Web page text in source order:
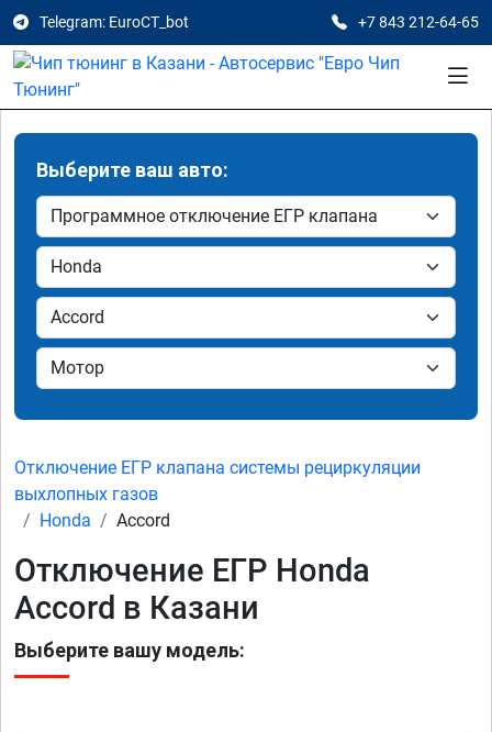
Telegram: EuroCT_bot +7 843 212-64-65
Выберите ваш авто:
Отключение ЕГР клапана системы рециркуляции
выхлопных газов
Honda
Accord
Отключение ЕГР Honda
Accord в Казани
Выберите вашу модель: